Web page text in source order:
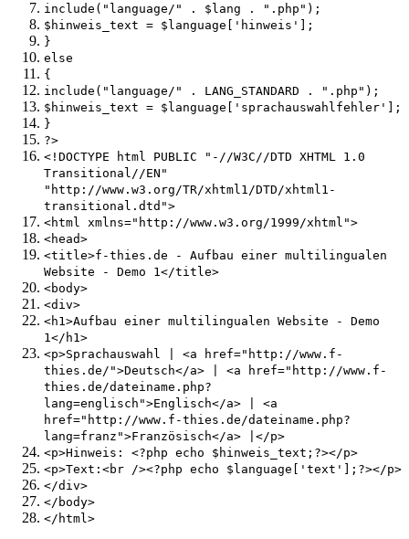
include("language/" . $lang . ".php");
$hinweis_text = $language['hinweis'];
}
else
{
include("language/" . LANG_STANDARD . ".php");
$hinweis_text = $language['sprachauswahlfehler'];
}
?>
<!DOCTYPE html PUBLIC "-//W3C//DTD XHTML 1.0
Transitional//EN"
"http://www.w3.org/TR/xhtml1/DTD/xhtml1-
transitional.dtd">
<html xmlns="http://www.w3.org/1999/xhtml">
<head>
<title>f-thies.de - Aufbau einer multilingualen
Website - Demo 1</title>
<body>
<div>
<h1>Aufbau einer multilingualen Website - Demo
1</h1>
<p>Sprachauswahl | <a href="http://www.f-
thies.de/">Deutsch</a> | <a href="http://www.f-
thies.de/dateiname.php?
lang=englisch">Englisch</a> | <a
href="http://www.f-thies.de/dateiname.php?
lang=franz">Französisch</a> |</p>
<p>Hinweis: <?php echo $hinweis_text;?></p>
<p>Text:<br /><?php echo $language['text'];?></p>
</div>
</body>
</html>